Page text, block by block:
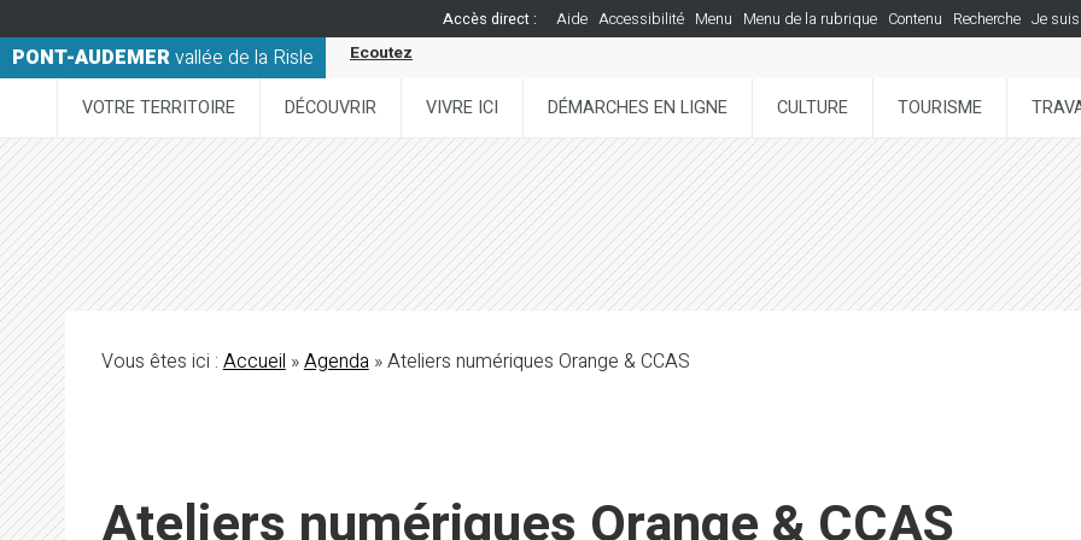
Accès direct : Aide Accessibilité Menu Menu de la rubrique Contenu Recherche Je suis
PONT-AUDEMERvallée de la Risle Ecoutez
VOTRE TERRITOIRE DÉCOUVRIR VIVRE ICI DÉMARCHES EN LIGNE CULTURE TOURISME
Vous êtes ici :Accueil»Agenda» Ateliers numériques Orange & CCAS